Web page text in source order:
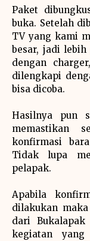
Paket
buka. Setelah
TV yang kami
besar, jadi
dengan
dilengkapi
bisa dicoba.
Hasilnya pun
memastikan
konfirmasi
Tidak lupa
pelapak.
Apabila
dilakukan
dari
kegiatan